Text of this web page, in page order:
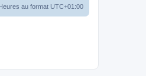
au format UTC+01:00